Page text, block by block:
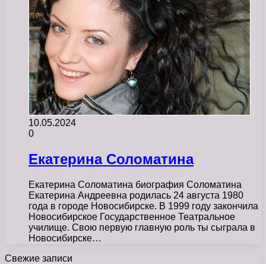
10.05.2024
0
Екатерина Соломатина
Екатерина Соломатина биография Соломатина
Екатерина Андреевна родилась 24 августа 1980
года в городе Новосибирске. В 1999 году закончила
Новосибирское Государственное Театральное
училище. Свою первую главную роль ты сыграла в
Новосибирске…
Свежие записи